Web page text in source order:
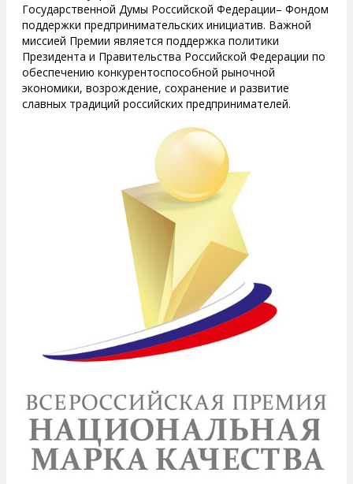
Государственной Думы Российской Федерации– Фондом
поддержки предпринимательских инициатив. Важной
миссией Премии является поддержка политики
Президента и Правительства Российской Федерации по
обеспечению конкурентоспособной рыночной
экономики, возрождение, сохранение и развитие
славных традиций российских предпринимателей.